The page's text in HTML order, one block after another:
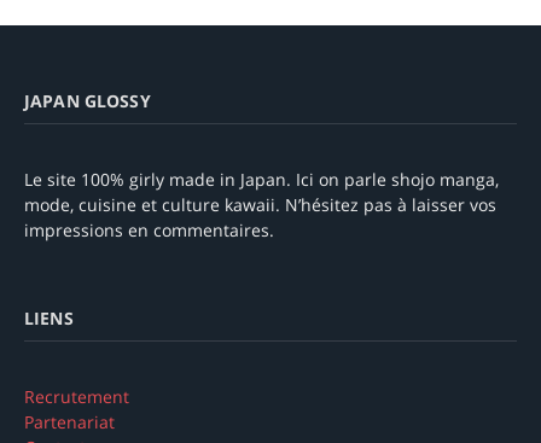
JAPAN GLOSSY
Le site 100% girly made in Japan. Ici on parle shojo manga,
mode, cuisine et culture kawaii. N’hésitez pas à laisser vos
impressions en commentaires.
LIENS
Recrutement
Partenariat